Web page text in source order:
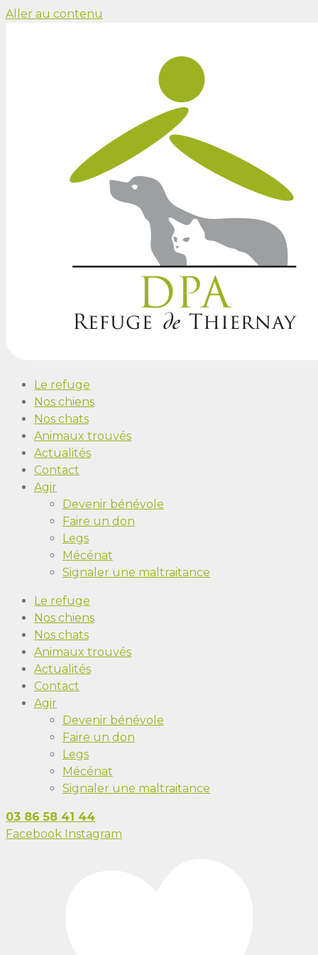
Aller au contenu
Le refuge
Nos chiens
Nos chats
Animaux trouvés
Actualités
Contact
Agir
Devenir bénévole
Faire un don
Legs
Mécénat
Signaler une maltraitance
Le refuge
Nos chiens
Nos chats
Animaux trouvés
Actualités
Contact
Agir
Devenir bénévole
Faire un don
Legs
Mécénat
Signaler une maltraitance
03 86 58 41 44
Facebook Instagram